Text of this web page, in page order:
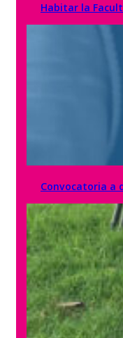
Habitar la
Convocatoria a